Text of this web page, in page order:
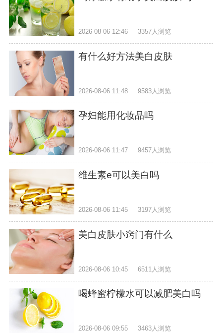
2026-08-06 12:46 3357人浏览
有什么好方法美白皮肤
2026-08-06 11:48 9583人浏览
孕妇能用化妆品吗
2026-08-06 11:47 9457人浏览
维生素e可以美白吗
2026-08-06 11:45 3197人浏览
美白皮肤小窍门有什么
2026-08-06 10:45 6511人浏览
喝蜂蜜柠檬水可以减肥美白吗
2026-08-06 09:55 3463人浏览